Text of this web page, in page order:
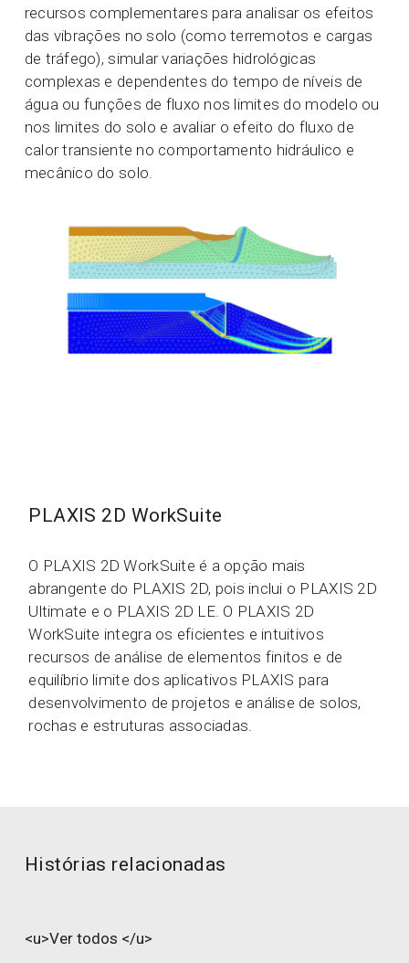
recursos complementares para analisar os efeitos
das vibrações no solo (como terremotos e cargas
de tráfego), simular variações hidrológicas
complexas e dependentes do tempo de níveis de
água ou funções de fluxo nos limites do modelo ou
nos limites do solo e avaliar o efeito do fluxo de
calor transiente no comportamento hidráulico e
mecânico do solo.
PLAXIS 2D WorkSuite
O PLAXIS 2D WorkSuite é a opção mais
abrangente do PLAXIS 2D, pois inclui o PLAXIS 2D
Ultimate e o PLAXIS 2D LE. O PLAXIS 2D
WorkSuite integra os eficientes e intuitivos
recursos de análise de elementos finitos e de
equilíbrio limite dos aplicativos PLAXIS para
desenvolvimento de projetos e análise de solos,
rochas e estruturas associadas.
Histórias relacionadas
<u>Ver todos </u>